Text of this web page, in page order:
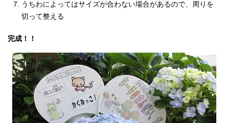
うちわによってはサイズが合わない場合があるので、周りを
切って整える
完成！！